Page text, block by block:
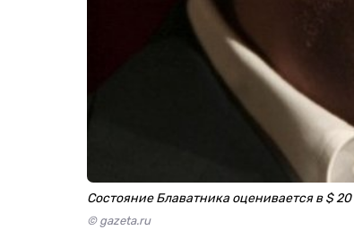
Состояние Блаватника оценивается в $
© gazeta.ru